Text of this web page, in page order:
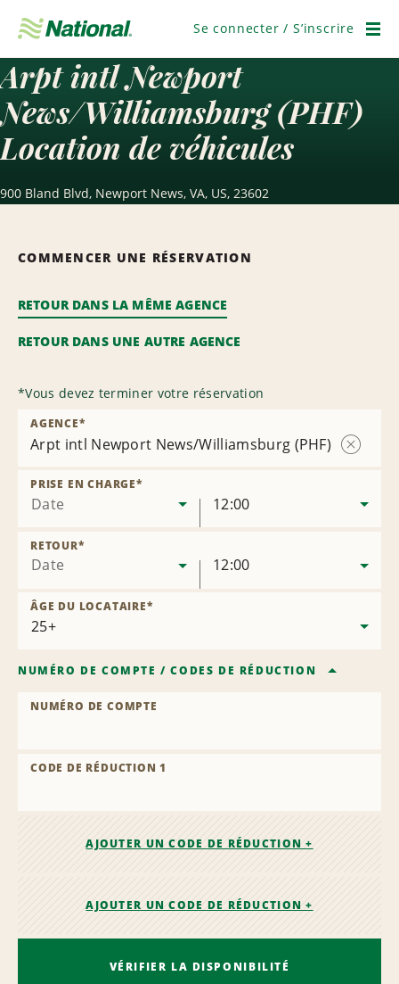
navigation
Se connecter / S’inscrire
Arpt intl Newport
News/Williamsburg (PHF)
Location de véhicules
900 Bland Blvd, Newport News, VA, US, 23602
COMMENCER UNE RÉSERVATION
RETOUR DANS LA MÊME AGENCE
RETOUR DANS UNE AUTRE AGENCE
*Vous devez terminer votre réservation
Arpt intl Newport News/Williamsburg (PHF)
AGENCE*
Date
PRISE EN CHARGE*
12:00
Date
RETOUR*
12:00
ÂGE DU LOCATAIRE*
NUMÉRO DE COMPTE /CODES DE RÉDUCTION
NUMÉRO DE COMPTE
CODE DE RÉDUCTION 1
AJOUTER UN CODE DE RÉDUCTION +
AJOUTER UN CODE DE RÉDUCTION +
VÉRIFIER LA DISPONIBILITÉ